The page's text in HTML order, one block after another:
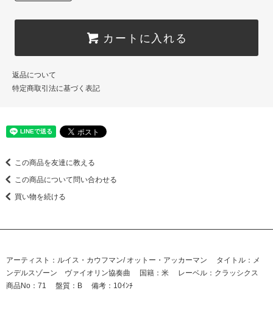
カートに入れる
返品について
特定商取引法に基づく表記
この商品を友達に教える
この商品について問い合わせる
買い物を続ける
アーティスト：ルイス・カウフマン/ オットー・アッカーマン タイトル：メ
ンデルスゾーン ヴァイオリン協奏曲 国籍：米 レーベル：クラッシクス
商品No：71 盤質：B 備考：10ｲﾝﾁ